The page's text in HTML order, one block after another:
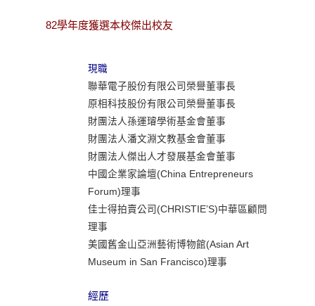
82學年度獲選本校傑出校友
現職
聯華電子股份有限公司榮譽董事長
原相科技股份有限公司榮譽董事長
財團法人孫運璿學術基金會董事
財團法人潘文淵文教基金會董事
財團法人傑出人才發展基金會董事
中國企業家論壇(China Entrepreneurs
Forum)理事
佳士得拍賣公司(CHRISTIE’S)中華區顧問
理事
美國舊金山亞洲藝術博物館(Asian Art
Museum in San Francisco)理事
經歷